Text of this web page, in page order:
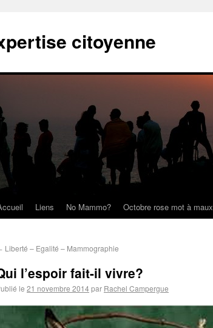
citoyenne
Liens No Mammo? Octobre rose mot à maux
Liberté – Egalité – Mammographie
l’espoir fait-il vivre?
le 21 novembre 2014par Rachel Campergue